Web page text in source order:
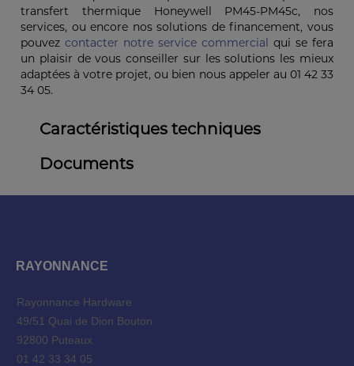
transfert thermique Honeywell PM45-PM45c, nos
services, ou encore nos solutions de financement, vous
pouvez contacter notre service commercial qui se fera
un plaisir de vous conseiller sur les solutions les mieux
adaptées à votre projet, ou bien nous appeler au 01 42 33
34 05.
Caractéristiques techniques
Documents
RAYONNANCE
Rayonnance Hardware
49/51 Quai de Dion Bouton
92800 Puteaux
01 42 33 34 05